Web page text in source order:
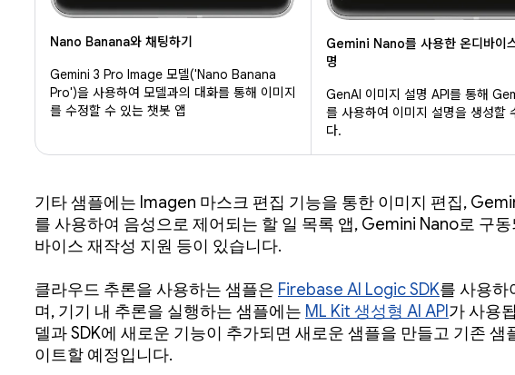
Nano Banana와 채팅하기
Gemini 3 Pro Image 모델('Nano Banana
Pro')을 사용하여 모델과의 대화를 통해 이미지
를 수정할 수 있는 챗봇 앱
Gemini Nano를 사용한 온디바이
명
GenAI 이미지 설명 API를 통해
를 사용하여 이미지 설명을 생성할
다.
기타 샘플에는 Imagen 마스크 편집 기능을 통한 이미지 편집,
를 사용하여 음성으로 제어되는 할 일 목록 앱, Gemini Nano로 구동
바이스 재작성 지원 등이 있습니다.
클라우드 추론을 사용하는 샘플은 Firebase AI Logic SDK를 사용하
며, 기기 내 추론을 실행하는 샘플에는 ML Kit 생성형 AI API 가 사용
델과 SDK에 새로운 기능이 추가되면 새로운 샘플을 만들고 기존 샘
이트할 예정입니다.